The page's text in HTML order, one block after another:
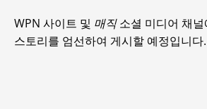
WPN 사이트 및 매직소셜 미디어 채
스토리를 엄선하여 게시할 예정입니다.